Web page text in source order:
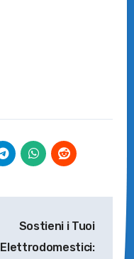
Sostieni i Tuoi
Elettrodomestici: